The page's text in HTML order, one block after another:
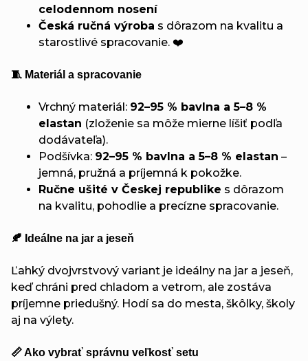
celodennom nosení
Česká ručná výroba s dôrazom na kvalitu a
starostlivé spracovanie. ❤️
🧵 Materiál a spracovanie
Vrchný materiál: 92–95 % bavlna a 5–8 %
elastan (zloženie sa môže mierne líšiť podľa
dodávateľa).
Podšívka: 92–95 % bavlna a 5–8 % elastan –
jemná, pružná a príjemná k pokožke.
Ručne ušité v Českej republike s dôrazom
na kvalitu, pohodlie a precízne spracovanie.
🍂 Ideálne na jar a jeseň
Ľahký dvojvrstvový variant je ideálny na jar a jeseň,
keď chráni pred chladom a vetrom, ale zostáva
príjemne priedušný. Hodí sa do mesta, škôlky, školy
aj na výlety.
📏 Ako vybrať správnu veľkosť setu